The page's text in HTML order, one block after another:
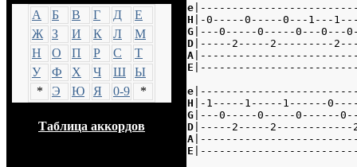
А
Б В Г Д
Е
Ж
З И К Л
М
Н
О П Р С
Т
У
Ф Х Ч Ш
Ы
*
Э Ю Я 0-9 *
Таблица аккордов
e
H |-0-----0-----0---1---
G |---0-----0-----0---0---
D |-----2-----2---------
A
E
e
H |-1-----1-----1------
G |---0-----0-----0------
D |-----2-----
A
E